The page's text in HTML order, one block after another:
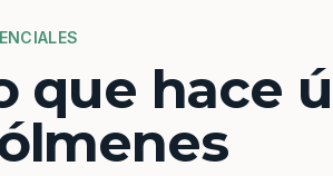
que hace